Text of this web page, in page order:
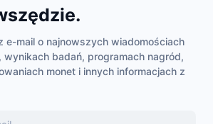
e-mail o najnowszych wiadomościach
badań, programach nagród,
monet i innych informacjach z